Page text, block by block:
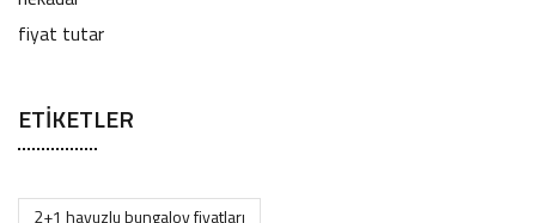
ETIKETLER
2+1 havuzlu bungalov fiyatları